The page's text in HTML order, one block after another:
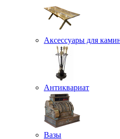
Аксессуары для
Антиквариат
Вазы